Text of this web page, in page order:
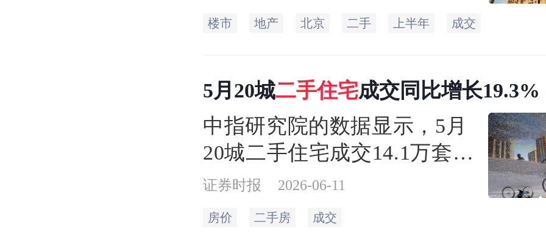
宅网签量达16618套，环比增
楼市 地产 北京 二手 上半年 成交
5月20城二手住宅成交同比增长19.3%
中指研究院的数据显示，5月
20城二手住宅成交14.1万套，
环比下降9.0%，同比增长
19.3%，同比增幅较上月扩大
证券时报 2026-06-11
房价 二手房 成交